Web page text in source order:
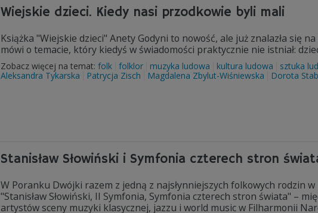
Wiejskie dzieci. Kiedy nasi przodkowie byli mali
Książka "Wiejskie dzieci" Anety Godyni to nowość, ale już znalazła się
mówi o temacie, który kiedyś w świadomości praktycznie nie istniał:
Zobacz więcej na temat: folk folklor muzyka ludowa kultura ludowa sztuka
Aleksandra Tykarska
Patrycja Zisch Magdalena Zbylut-Wiśniewska Dorota
Stanisław Słowiński i Symfonia czterech stron
W Poranku Dwójki razem z jedną z najsłynniejszych folkowych rodzin
"Stanisław Słowiński, II Symfonia, Symfonia czterech stron świata" –
artystów sceny muzyki klasycznej, jazzu i world music w Filharmonii